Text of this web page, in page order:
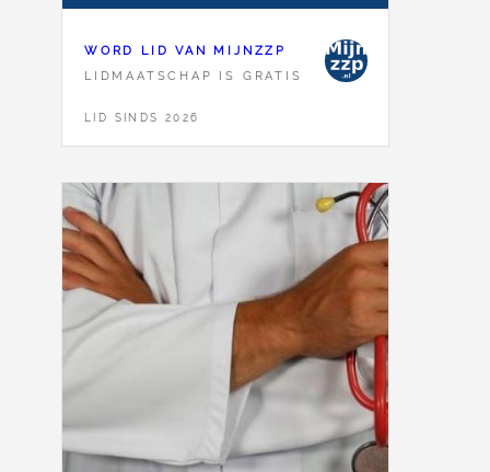
WORD LID VAN MIJNZZP
LIDMAATSCHAP IS GRATIS
LID SINDS 2026